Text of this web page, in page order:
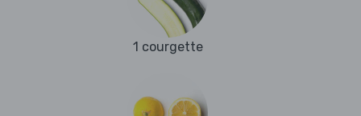
1 courgette